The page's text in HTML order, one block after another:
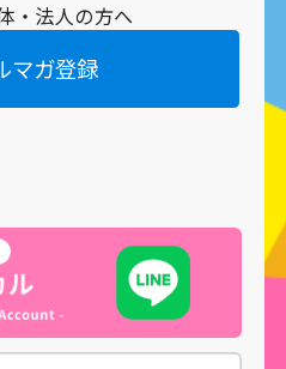
・法人の方へ
マガ登録